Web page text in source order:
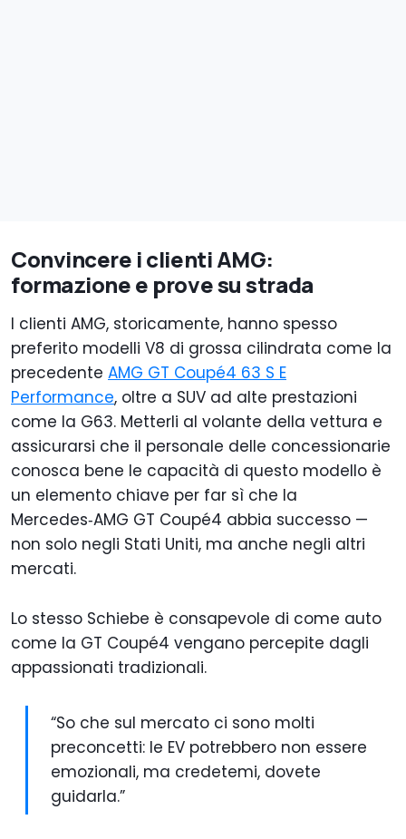
Convincere i clienti AMG:
formazione e prove su strada
I clienti AMG, storicamente, hanno spesso
preferito modelli V8 di grossa cilindrata come la
precedente AMG GT Coupé4 63 S E
Performance, oltre a SUV ad alte prestazioni
come la G63. Metterli al volante della vettura e
assicurarsi che il personale delle concessionarie
conosca bene le capacità di questo modello è
un elemento chiave per far sì che la
Mercedes‑AMG GT Coupé4 abbia successo —
non solo negli Stati Uniti, ma anche negli altri
mercati.
Lo stesso Schiebe è consapevole di come auto
come la GT Coupé4 vengano percepite dagli
appassionati tradizionali.
“So che sul mercato ci sono molti
preconcetti: le EV potrebbero non essere
emozionali, ma credetemi, dovete
guidarla.”